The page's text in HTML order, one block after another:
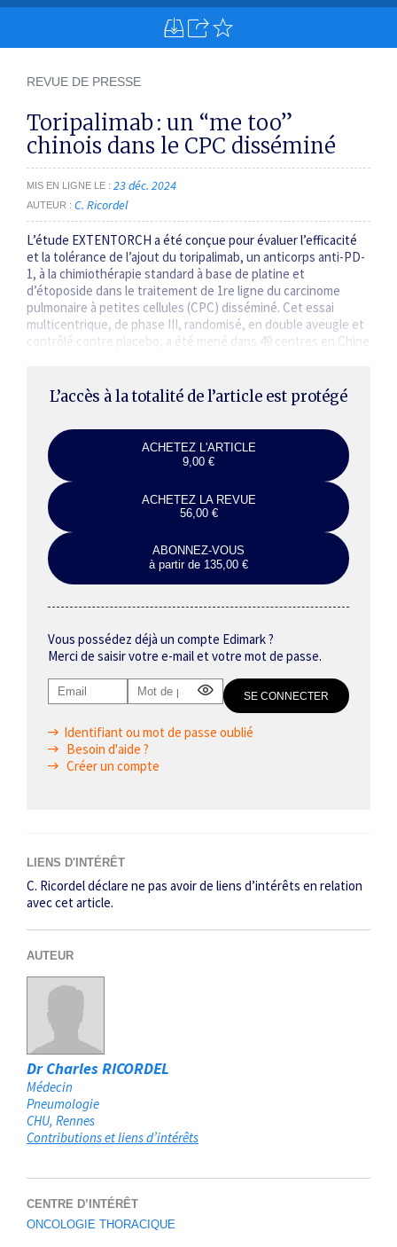
REVUE DE PRESSE
Toripalimab : un “me too”
chinois dans le CPC disséminé
MIS EN LIGNE LE 23 déc. 2024
AUTEUR C. Ricordel
L’étude EXTENTORCH a été conçue pour évaluer l’efficacité
et la tolérance de l’ajout du toripalimab, un anticorps anti-PD-
1, à la chimiothérapie standard à base de platine et
d’étoposide dans le traitement de 1re ligne du carcinome
pulmonaire à petites cellules (CPC) disséminé. Cet essai
multicentrique, de phase III, randomisé, en double aveugle et
contrôlé contre placebo, a été mené dans 49 centres en Chine
L’accès à la totalité de l’article est protégé
ACHETEZ L'ARTICLE
9,00 €
ACHETEZ LA REVUE
56,00 €
ABONNEZ-VOUS
à partir de 135,00 €
Vous possédez déjà un compte Edimark ?
Merci de saisir votre e-mail et votre mot de passe.
Identifiant ou mot de passe oublié
Besoin d'aide ?
Créer un compte
LIENS D'INTÉRÊT
C. Ricordel déclare ne pas avoir de liens d’intérêts en relation
avec cet article.
AUTEUR
Dr Charles RICORDEL
Médecin
Pneumologie
CHU Rennes
Contributions et liens d’intérêts
CENTRE D’INTÉRÊT
ONCOLOGIE THORACIQUE